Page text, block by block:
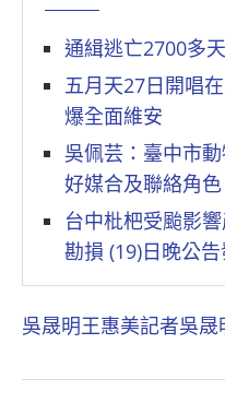
通緝逃亡2700多
五月天27日開唱
爆全面維安
吳佩芸：臺中市
好媒合及聯絡角色
台中枇杷受颱影
勘損 (19)日晚公
吳晟明王惠美記者吳晟